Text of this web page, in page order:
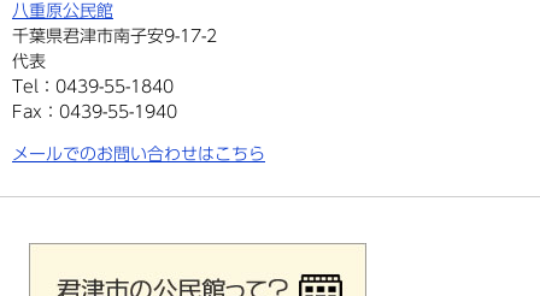
八重原公民館
代表
千葉県君津市南子安9-17-2
Tel：0439-55-1840
Fax：0439-55-1940
メールでのお問い合わせはこちら